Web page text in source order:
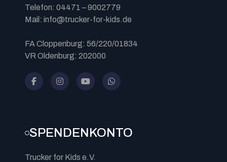
Telefon: 04471 – 9002779
Mail: info@trucker-for-kids.de
FA Cloppenburg: 56/220/01834
VR Oldenburg: 202000
SPENDENKONTO
Trucker for Kids e.V.